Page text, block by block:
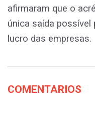
afirmaram que o
única saída possível
lucro das empresas.
COMENTARIOS